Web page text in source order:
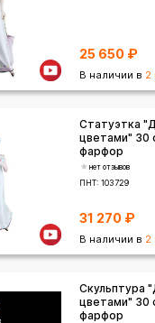
25 650 ₽
В наличии в 2
Статуэтка
цветами" 30
фарфор
нет отзывов
ПНТ:103729
31 270 ₽
В наличии в 2
Скульптура
цветами" 30
фарфор